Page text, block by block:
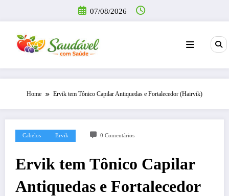
o
conteúdo
07/08/2026
Home Ervik tem Tônico Capilar Antiquedas e Fortalecedor (Hairvik)
Cabelos Ervik 0 Comentários
Ervik tem Tônico Capilar
Antiquedas e Fortalecedor